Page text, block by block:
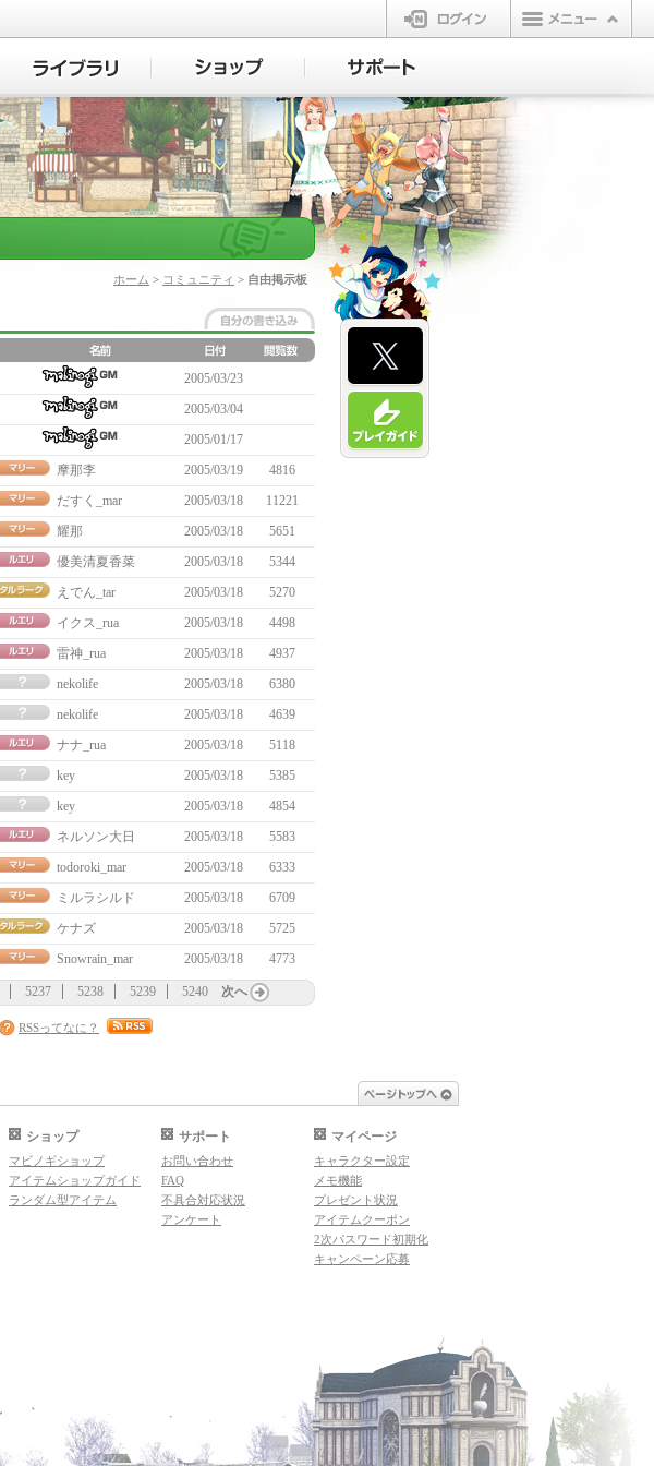
ログイン
マビノギ
ホーム > コミュニティ > 自由掲示板
2005/03/23
2005/03/04
2005/01/17
摩那李 2005/03/19
4816
だすく_mar 2005/03/18
11221
耀那 2005/03/18
5651
優美清夏香菜 2005/03/18
5344
えでん_tar 2005/03/18
5270
イクス_rua 2005/03/18
4498
雷神_rua 2005/03/18
4937
nekolife 2005/03/18
6380
nekolife 2005/03/18
4639
ナナ_rua 2005/03/18
5118
key 2005/03/18
5385
key 2005/03/18
4854
ネルソン大日 2005/03/18
5583
todoroki_mar 2005/03/18
6333
ミルラシルド 2005/03/18
6709
ケナズ 2005/03/18
5725
Snowrain_mar 2005/03/18 4773
5237 5238 5239 5240 次へ
RSSってなに？
ショップ
マビノギショップ
アイテムショップガイド
ランダム型アイテム
サポート
お問い合わせ
FAQ
不具合対応状況
アンケート
マイページ
キャラクター設定
メモ機能
プレゼント状況
アイテムクーポン
2次パスワード初期化
キャンペーン応募